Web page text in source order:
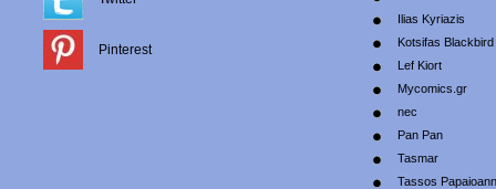
Pinterest
Ilias Kyriazis
Kotsifas Blackbird
Lef Kiort
Mycomics.gr
nec
Pan Pan
Tasmar
Tassos